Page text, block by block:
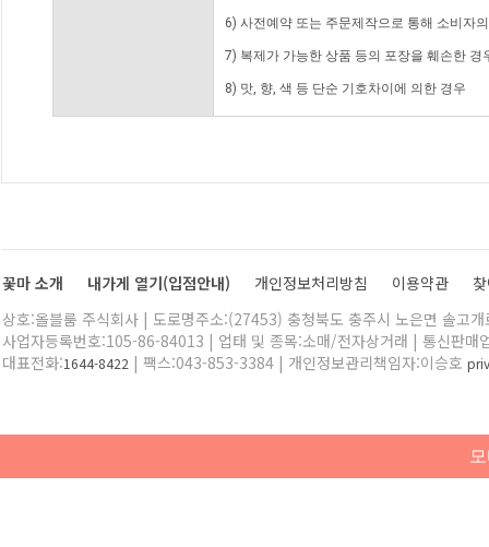
6) 사전예약 또는 주문제작으로 통해 소비자
7) 복제가 가능한 상품 등의 포장을 훼손한 경
8) 맛, 향, 색 등 단순 기호차이에 의한 경우
꽃마 소개 내가게 열기(입점안내) 개인정보처리방침 이용약관
상호:올블룸 주식회사 | 도로명주소:(27453) 충청북도 충주시 노은면 솔고
사업자등록번호:105-86-84013 | 업태 및 종목:소매/전자상거래 | 통신판매
대표전화:1644-8422 | 팩스:043-853-3384 | 개인정보관리책임자:이승호